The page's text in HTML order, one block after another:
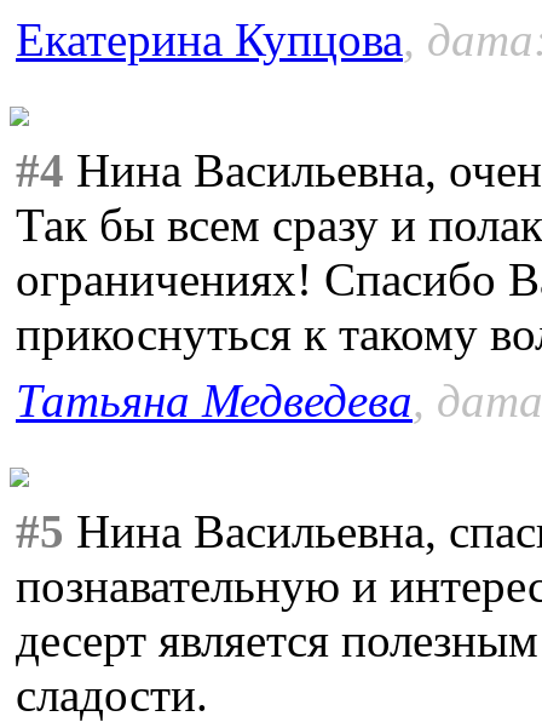
Екатерина Купцова,
#4 Нина Васильевна,
Так бы всем сразу и
ограничениях! Спасибо
прикоснуться к такому
Татьяна Медведева,
#5 Нина Васильевна,
познавательную и
десерт является
сладости.